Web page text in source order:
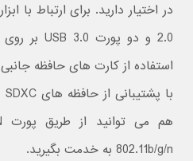
802.11b/g/n به خدمت بگیرید.